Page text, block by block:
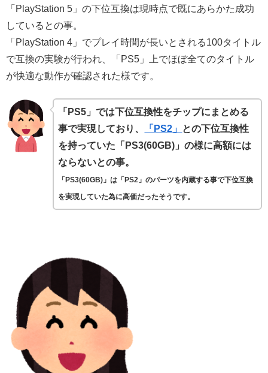
「PlayStation 5」の下位互換は現時点で既にあらかた成功
しているとの事。
「PlayStation 4」でプレイ時間が長いとされる100タイトル
で互換の実験が行われ、「PS5」上でほぼ全てのタイトル
が快適な動作が確認された様です。
「PS5」では下位互換性をチップにまとめる
事で実現しており、
「PS2」 との下位互換性
を持っていた「PS3(60GB)」の様に高額には
ならないとの事。
「PS3(60GB)」は「PS2」のパーツを内蔵する事で下位互換
を実現していた為に高価だったそうです。